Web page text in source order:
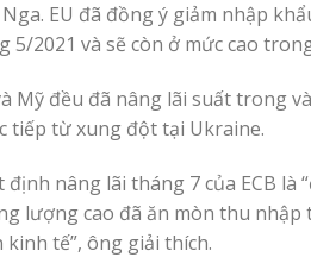
EU đã đồng ý giảm nhập
2021 và sẽ còn ở mức cao
Mỹ đều đã nâng lãi suất trong
tiếp từ xung đột tại Ukraine.
nâng lãi tháng 7 của ECB là
lượng cao đã ăn mòn thu
tế”, ông giải thích.